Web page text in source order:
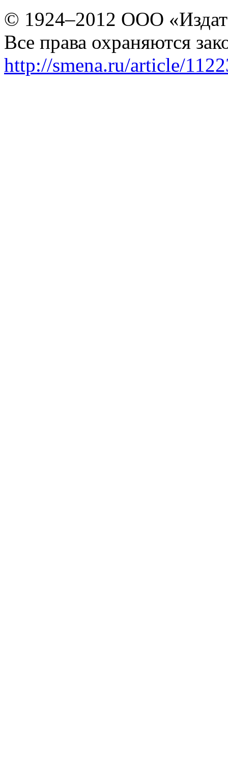
© 1924–2012 ООО
Все права охраняются
http://smena.ru/article/